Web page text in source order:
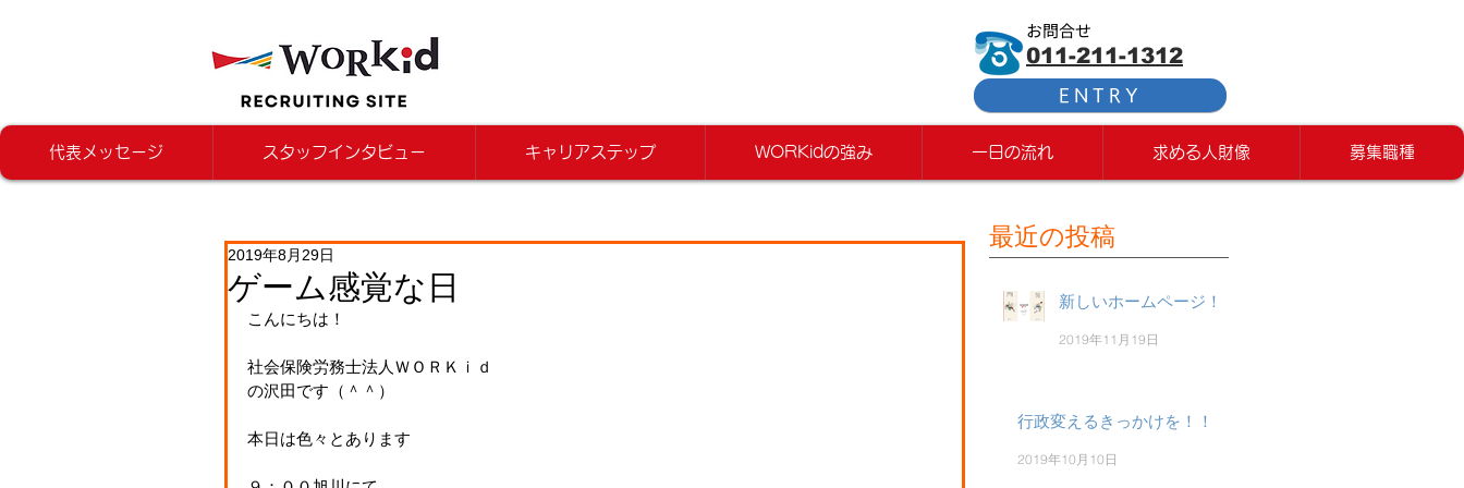
お問合せ
011-211-1312
ENTRY
代表メッセージ スタッフインタビュー キャリアステップ WORKidの強み 一日の流れ 求める人財像 募集職種
ゲーム感覚な日
2019年8月29日
こんにちは！
社会保険労務士法人ＷＯＲＫｉｄ
の沢田です（＾＾）
本日は色々とあります
最近の投稿
新しいホームページ！
2019年11月19日
行政変えるきっかけを！！
2019年10月10日